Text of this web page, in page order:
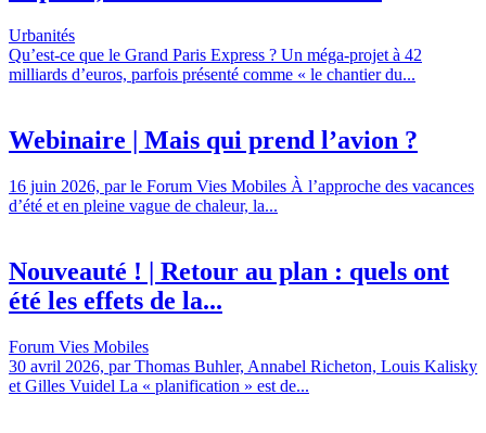
Urbanités
Qu’est-ce que le Grand Paris Express ? Un méga-projet à 42
milliards d’euros, parfois présenté comme « le chantier du...
Webinaire | Mais qui prend l’avion ?
16 juin 2026, par le Forum Vies Mobiles À l’approche des vacances
d’été et en pleine vague de chaleur, la...
Nouveauté ! | Retour au plan : quels ont
été les effets de la...
Forum Vies Mobiles
30 avril 2026, par Thomas Buhler, Annabel Richeton, Louis Kalisky
et Gilles Vuidel La « planification » est de...